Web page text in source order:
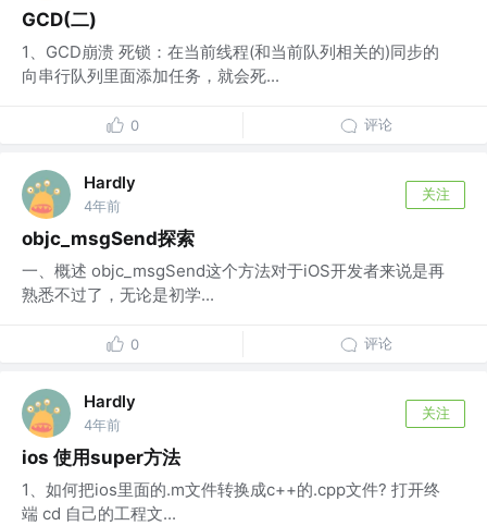
GCD(二)
1、GCD崩溃 死锁：在当前线程(和当前队列相关的)同步的
向串行队列里面添加任务，就会死...
0 评论
Hardly
4年前
关注
objc_msgSend探索
一、概述 objc_msgSend这个方法对于iOS开发者来说是再
熟悉不过了，无论是初学...
0 评论
Hardly
4年前
关注
ios 使用super方法
1、如何把ios里面的.m文件转换成c++的.cpp文件? 打开终
端 cd 自己的工程文...